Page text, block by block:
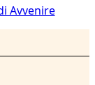
Avvenire